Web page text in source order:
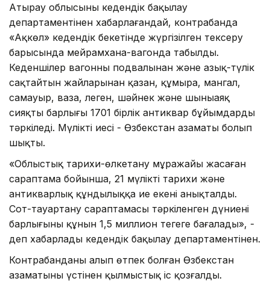
Атырау облысының кедендік бақылау
департаментінен хабарлағандай, контрабанда
«Ақкөл» кедендік бекетінде жүргізілген тексеру
барысында мейрамхана-вагонда табылды.
Кеденшілер вагонның подвалынан және азық-түлік
сақтайтын жайларынан қазан, құмыра, мангал,
самауыр, ваза, леген, шәйнек және шыныаяқ
сияқты барлығы 1701 бірлік антиквар бұйымдарды
тәркіледі. Мүліктің иесі - Өзбекстан азаматы болып
шықты.
«Облыстық тарихи-өлкетану мұражайы жасаған
сараптама бойынша, 21 мүліктің тарихи және
антикварлық құндылыққа ие екені анықталды.
Сот-тауартану сараптамасы тәркіленген дүниенің
барлығының құнын 1,5 миллион теңгеге бағалады», -
деп хабарлады кедендік бақылау департаментінен.
Контрабанданы алып өтпек болған Өзбекстан
азаматының үстінен қылмыстық іс қозғалды.